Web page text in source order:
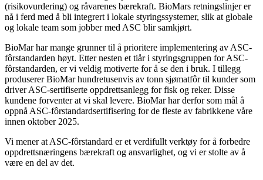
(risikovurdering) og råvarenes bærekraft. BioMars retningslinjer er
nå i ferd med å bli integrert i lokale styringssystemer, slik at globale
og lokale team som jobber med ASC blir samkjørt.
BioMar har mange grunner til å prioritere implementering av ASC-
fôrstandarden høyt. Etter nesten et tiår i styringsgruppen for ASC-
fôrstandarden, er vi veldig motiverte for å se den i bruk. I tillegg
produserer BioMar hundretusenvis av tonn sjømatfôr til kunder som
driver ASC-sertifiserte oppdrettsanlegg for fisk og reker. Disse
kundene forventer at vi skal levere. BioMar har derfor som mål å
oppnå ASC-fôrstandardsertifisering for de fleste av fabrikkene våre
innen oktober 2025.
Vi mener at ASC-fôrstandard er et verdifullt verktøy for å forbedre
oppdrettsnæringens bærekraft og ansvarlighet, og vi er stolte av å
være en del av det.